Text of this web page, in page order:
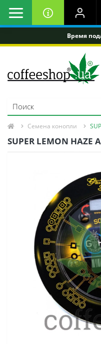
Время
Семена конопли
SUPER LEMON HAZE